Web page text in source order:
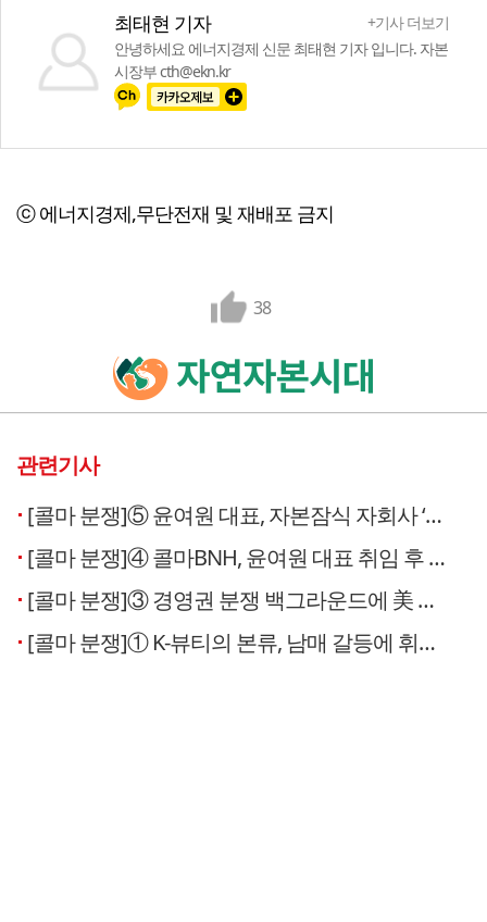
최태현 기자
+기사 더보기
안녕하세요 에너지경제 신문 최태현 기자 입니다. 자본
시장부 cth@ekn.kr
ⓒ 에너지경제,무단전재 및 재배포 금지
38
관련기사
[콜마 분쟁]⑤ 윤여원 대표, 자본잠식 자회사 ‘대출 돌려막기’
[콜마 분쟁]④ 콜마BNH, 윤여원 대표 취임 후 유동비율 급락…단기 유동성 경고등
[콜마 분쟁]③ 경영권 분쟁 백그라운드에 美 행동주의 펀드 달튼
[콜마 분쟁]① K-뷰티의 본류, 남매 갈등에 휘청인다